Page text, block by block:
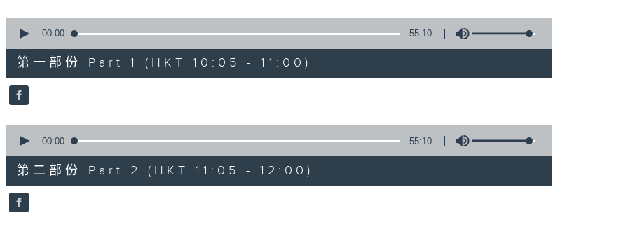
90%
seconds
55
minutes,
10
seconds
90%
00:00 55:10
第一部份 Part 1 (HKT 10:05 - 11:00)
seconds
55
minutes,
10
seconds
90%
00:00 55:10
第二部份 Part 2 (HKT 11:05 - 12:00)